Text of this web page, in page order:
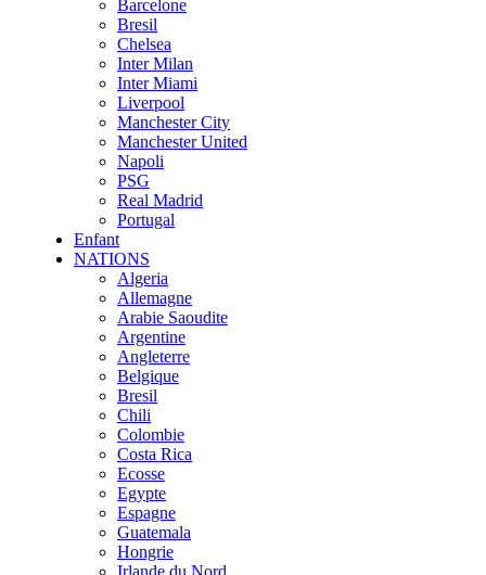
Barcelone
Bresil
Chelsea
Inter Milan
Inter Miami
Liverpool
Manchester City
Manchester United
Napoli
PSG
Real Madrid
Portugal
Enfant
NATIONS
Algeria
Allemagne
Arabie Saoudite
Argentine
Angleterre
Belgique
Bresil
Chili
Colombie
Costa Rica
Ecosse
Egypte
Espagne
Guatemala
Hongrie
Irlande du Nord